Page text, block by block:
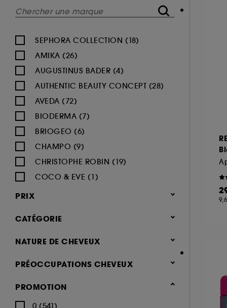
SEPHORA COLLECTION (18)
AMIKA (26)
AUGUSTINUS BADER (4)
AUTHENTIC BEAUTY CONCEPT (28)
AVEDA (72)
BIODERMA (7)
BRIOGEO (6)
CHAMPO (9)
CHRISTOPHE ROBIN (19)
COCO & EVE (1)
DIOR (2)
DUCRAY (6)
FABLE & MANE (15)
FENTY HAIR (8)
PRIX
CATÉGORIE
Cheveux
Hydratation & nutrition (365)
Volume (95)
Brillance & lissage (149)
NATURE DE CHEVEUX
Normaux (349)
Bouclés, Ondulés (191)
Tous types de cheveux (190)
PRÉOCCUPATIONS CHEVEUX
Cheveux abîmés (322)
PROMOTION
0 (541)